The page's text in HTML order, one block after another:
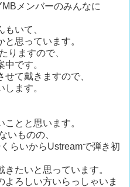
メンバーのみんなに
いて、
思っています。
りますので、
です。
て戴きますので、
ます。
とと思います。
いものの、
らいからUstreamで弾き初
たいと思っています。
ろしい方いらっしゃいま